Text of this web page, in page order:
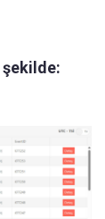
şekilde: